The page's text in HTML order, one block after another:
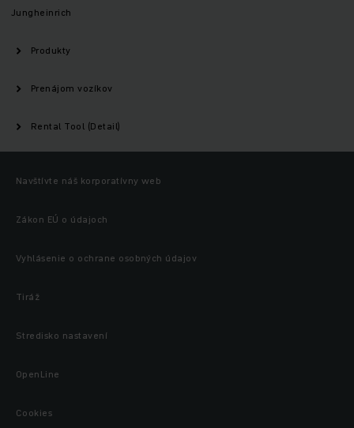
Jungheinrich
Produkty
Prenájom vozíkov
Rental Tool (Detail)
Navštívte náš korporatívny web
Zákon EÚ o údajoch
Vyhlásenie o ochrane osobných údajov
Tiráž
Stredisko nastavení
OpenLine
Cookies